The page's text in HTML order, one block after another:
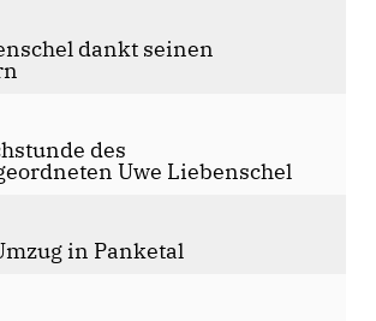
dankt seinen
des
Uwe Liebenschel
in Panketal